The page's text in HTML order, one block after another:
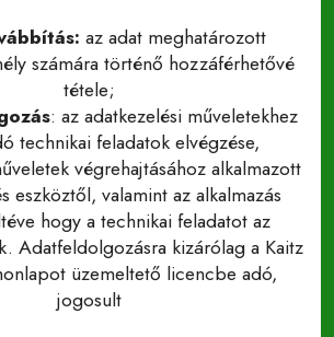
az adat meghatározott
számára történő hozzáférhetővé
tétele;
: az adatkezelési műveletekhez
technikai feladatok elvégzése,
végrehajtásához alkalmazott
eszköztől, valamint az alkalmazás
hogy a technikai feladatot az
Adatfeldolgozásra kizárólag a Kaitz
üzemeltető licencbe adó,
jogosult